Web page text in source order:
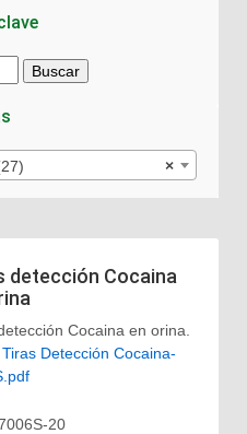
Buscar
×
detección Cocaina
Cocaina en orina.
Detección Cocaina-
20